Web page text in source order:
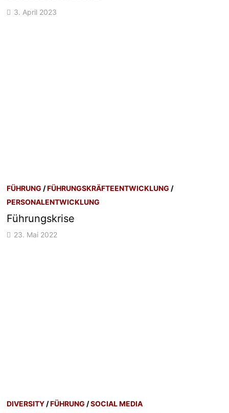
3. April 2023
FÜHRUNG /FÜHRUNGSKRÄFTEENTWICKLUNG /
PERSONALENTWICKLUNG
Führungskrise
23. Mai 2022
DIVERSITY /FÜHRUNG /SOCIAL MEDIA